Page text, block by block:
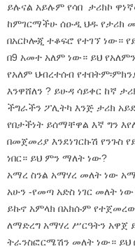
ይሉናል አይሉም የሳበ ታሪክኮ
ከምገርማችሁ ሰዑዲ ህዱ የታሪክ
በአርኮሎጂ ተቆፍሮ የተገኘ ነው።
በ9 አመተ አለም ነው። ይህ
የአለም ህብረተሰብ
እንዋሸለን ? ይሁዳ ሳይቀር ከኛ
ችግራችን ፖሊትካ እንጅ ታሪክ
የበታችነት ይሰማቸዋል እኛ ግን
በመጀመሪያ እንደነገርኩሽ የንጉስ
ነበር። ይህ ምን ማለት ነው?
አማረ ስንል አማሃረ መለት ነው
አሁን -የመጣ አድስ ነገር መለት
ይኩኖ አምላክ በአክሱም
ለማድረግ አማሃረ ሥርዓትን አዋጀ
ትራንስፎርሜሽን መለት ነው። ይህ